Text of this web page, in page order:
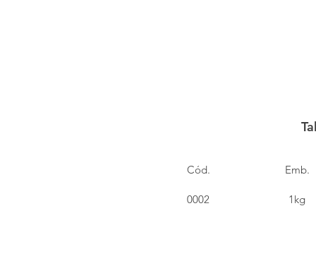
Cód. Emb.
0002 1kg